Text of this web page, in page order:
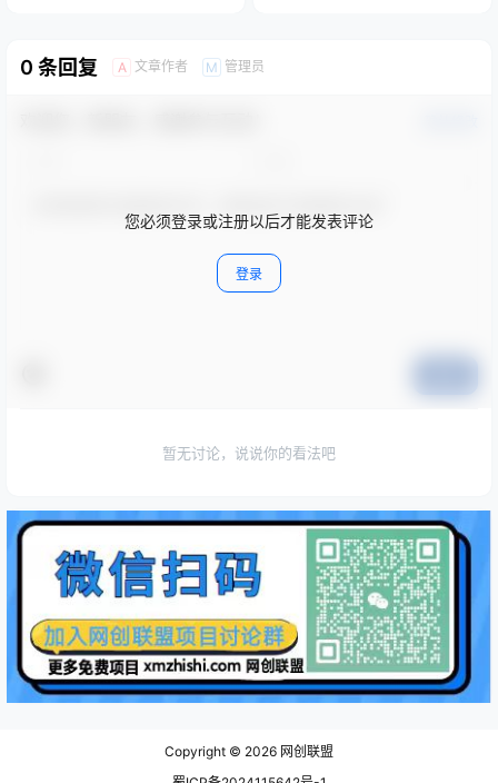
0 条回复 A 文章作者 M 管理员
您必须登录或注册以后才能发表评论
登录
暂无讨论，说说你的看法吧
Copyright © 2026 网创联盟